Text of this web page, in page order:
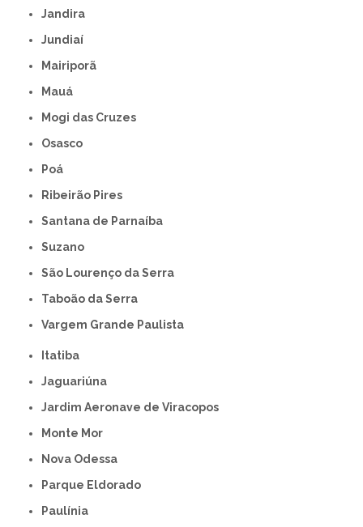
Jandira
Jundiaí
Mairiporã
Mauá
Mogi das Cruzes
Osasco
Poá
Ribeirão Pires
Santana de Parnaíba
Suzano
São Lourenço da Serra
Taboão da Serra
Vargem Grande Paulista
Itatiba
Jaguariúna
Jardim Aeronave de Viracopos
Monte Mor
Nova Odessa
Parque Eldorado
Paulínia